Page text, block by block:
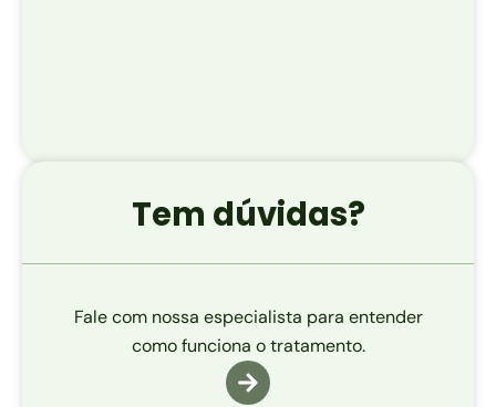
Tem dúvidas?
Fale com nossa especialista para entender
como funciona o tratamento.